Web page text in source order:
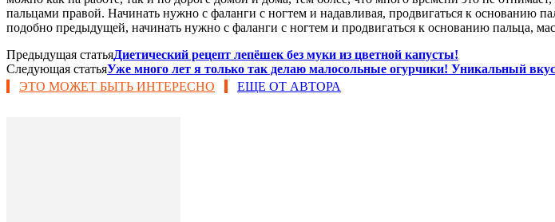
пальцами правой. Начинать нужно с фаланги с ногтем и надавливая, продвигаться к основанию
подобно предыдущей, начинать нужно с фаланги с ногтем и продвигаться к основанию пальца,
Предыдущая статьяДиетический рецепт лепёшек без муки из цветной капусты!
Следующая статьяУже много лет я только так делаю малосольные огурчики! Уникальный
ЭТО МОЖЕТ БЫТЬ ИНТЕРЕСНО
ЕЩЕ ОТ АВТОРА